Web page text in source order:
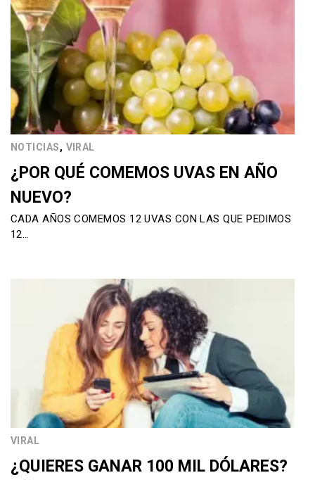
NOTICIAS, VIRAL
¿POR QUÉ COMEMOS UVAS EN AÑO
NUEVO?
CADA AÑOS COMEMOS 12 UVAS CON LAS QUE PEDIMOS
12…
VIRAL
¿QUIERES GANAR 100 MIL DÓLARES?